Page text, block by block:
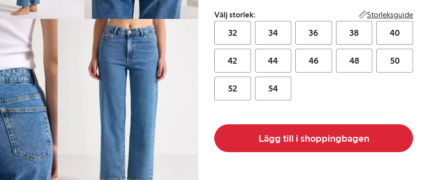
Välj storlek:
Välj storlek: Storleksguide
32 34 36 38 40
42 44 46 48 50
52 54
Lägg till i shoppingbagen